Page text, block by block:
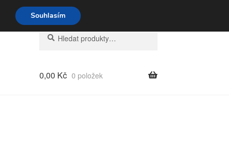
9-16 704 494 494
Hledat:
Hledat
0,00 Kč 0 položek
Souhlasím